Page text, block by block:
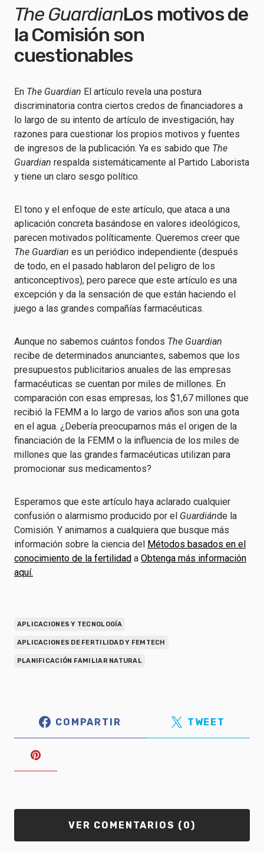
The GuardianLos motivos de
la Comisión son
cuestionables
En The Guardian El artículo revela una postura
discriminatoria contra ciertos credos de financiadores a
lo largo de su intento de artículo de investigación, hay
razones para cuestionar los propios motivos y fuentes
de ingresos de la publicación. Ya es sabido que The
Guardian respalda sistemáticamente al Partido Laborista
y tiene un claro sesgo político.
El tono y el enfoque de este artículo, que ataca a una
aplicación concreta basándose en valores ideológicos,
parecen motivados políticamente. Queremos creer que
The Guardian es un periódico independiente (después
de todo, en el pasado hablaron del peligro de los
anticonceptivos), pero parece que este artículo es una
excepción y da la sensación de que están haciendo el
juego a las grandes compañías farmacéuticas.
Aunque no sabemos cuántos fondos The Guardian
recibe de determinados anunciantes, sabemos que los
presupuestos publicitarios anuales de las empresas
farmacéuticas se cuentan por miles de millones. En
comparación con esas empresas, los $1,67 millones que
recibió la FEMM a lo largo de varios años son una gota
en el agua. ¿Debería preocuparnos más el origen de la
financiación de la FEMM o la influencia de los miles de
millones que las grandes farmacéuticas utilizan para
promocionar sus medicamentos?
Esperamos que este artículo haya aclarado cualquier
confusión o alarmismo producido por el Guardiánde la
Comisión. Y animamos a cualquiera que busque más
información sobre la ciencia del Métodos basados en el
conocimiento de la fertilidad a Obtenga más información
aquí.
APLICACIONES Y TECNOLOGÍA
APLICACIONES DE FERTILIDAD Y FEMTECH
PLANIFICACIÓN FAMILIAR NATURAL
COMPARTIR TWEET
VER COMENTARIOS (0)